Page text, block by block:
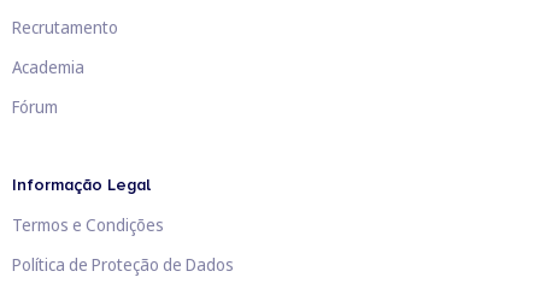
Recrutamento
Academia
Fórum
Informação Legal
Termos e Condições
Política de Proteção de Dados